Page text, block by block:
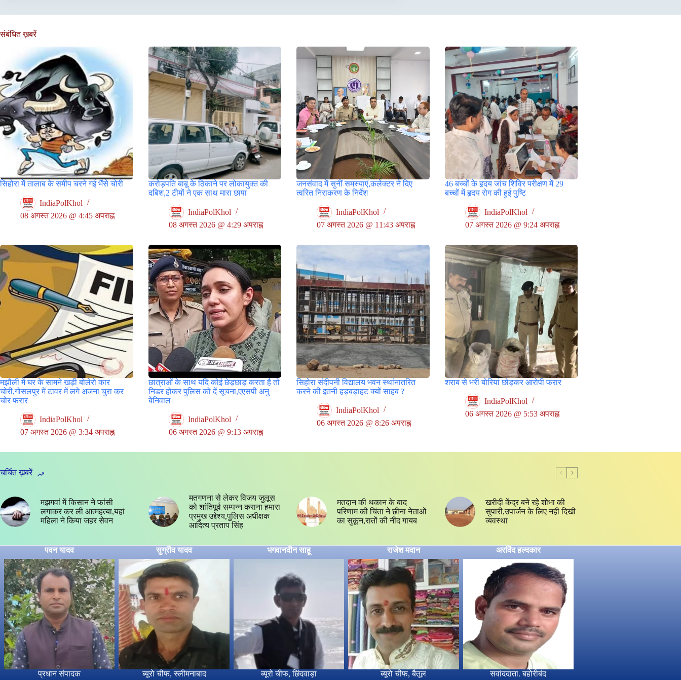
संबंधित ख़बरें
सिहोरा में तालाब के समीप चरने गई भैंसे चोरी
IndiaPolKhol
08 अगस्त 2026 @ 4:45 अपराह्न
करोड़पति बाबू के ठिकाने पर लोकायुक्त की
दबिश,2 टीमों ने एक साथ मारा छापा
IndiaPolKhol
08 अगस्त 2026 @ 4:29 अपराह्न
जनसंवाद में सुनीं समस्याएं,कलेक्टर ने दिए
त्वरित निराकरण के निर्देश
IndiaPolKhol
07 अगस्त 2026 @ 11:43 अपराह्न
46 बच्चों के हृदय जांच शिविर परीक्षण में 29
बच्चों में हृदय रोग की हुई पुष्टि
IndiaPolKhol
07 अगस्त 2026 @ 9:24 अपराह्न
मझौली में घर के सामने खड़ी बोलेरो कार
चोरी,गोसलपुर में टावर में लगे अजना चुरा कर
चोर फरार
IndiaPolKhol
07 अगस्त 2026 @ 3:34 अपराह्न
छात्राओं के साथ यदि कोई छेड़छाड़ करता है तो
निडर होकर पुलिस को दें सूचना,एएसपी अनु
बेनिवाल
IndiaPolKhol
06 अगस्त 2026 @ 9:13 अपराह्न
सिहोरा संदीपनी विद्यालय भवन स्थांनातरित
करने की इतनी हड़बड़ाहट क्यों साहब ?
IndiaPolKhol
06 अगस्त 2026 @ 8:26 अपराह्न
शराब से भरी बोरियां छोड़कर आरोपी फरार
IndiaPolKhol
06 अगस्त 2026 @ 5:53 अपराह्न
चर्चित ख़बरें
मझगवां में किसान ने फांसी
लगाकर कर ली आत्महत्या,यहां
महिला ने किया जहर सेवन
मतगणना से लेकर विजय जुलूस
को शांतिपूर्व सम्पन्न कराना हमारा
प्रमुख उद्देश्य,पुलिस अधीक्षक
आदित्य प्रताप सिंह
मतदान की थकान के बाद
परिणाम की चिंता ने छीना नेताओं
का सुकून,रातों की नींद गायब
खरीदी केंद्र बने रहे शोभा की
सुपारी,उपार्जन के लिए नही दिखी
व्यवस्था
पवन यादव
प्रधान संपादक
सुग्रीव यादव
ब्यूरो चीफ, स्लीमनाबाद
भगवानदीन साहू
ब्यूरो चीफ, छिंदवाड़ा
राजेश मदान
ब्यूरो चीफ, बैतूल
अरविंद हल्दकार
सवांददाता. बहोरीबंद